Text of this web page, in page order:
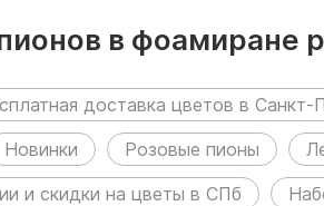
в
доставка цветов в Санкт-
Новинки Розовые пионы
и скидки на цветы в СПб